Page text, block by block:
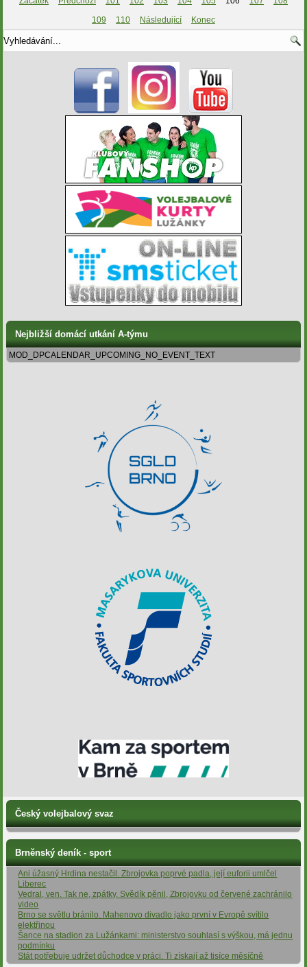
109
110 Následující Konec
Nejbližší domácí utkání A-týmu
MOD_DPCALENDAR_UPCOMING_NO_EVENT_TEXT
Český volejbalový svaz
Brněnský deník - sport
Ani úžasný Hrdina nestačil. Zbrojovka poprvé padla, její euforii umlčel
Liberec
Vedral, ven. Tak ne, zpátky. Svědík pěnil, Zbrojovku od červené zachránilo
video
Brno se světlu bránilo. Mahenovo divadlo jako první v Evropě svítilo
elektřinou
Šance na stadion za Lužánkami: ministerstvo souhlasí s výškou, má jednu
podmínku
Stát potřebuje udržet důchodce v práci. Ti získají až tisíce měsíčně